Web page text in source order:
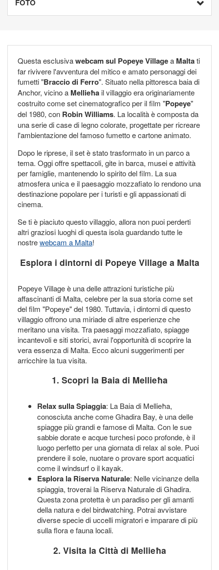
FOTO
Questa esclusivawebcam sul Popeye Villagea Maltati
far rivivere l'avventura del mitico e amato personaggi dei
fumetti "Braccio di Ferro". Situato nella pittoresca baia di
Anchor, vicino a Mellieħa il villaggio era originariamente
costruito come set cinematografico per il film "Popeye"
del 1980, con Robin Williams. La località è composta da
una serie di case di legno colorate, progettate per ricreare
l'ambientazione del famoso fumetto e cartone animato.
Dopo le riprese, il set è stato trasformato in un parco a
tema. Oggi offre spettacoli, gite in barca, musei e attività
per famiglie, mantenendo lo spirito del film. La sua
atmosfera unica e il paesaggio mozzafiato lo rendono una
destinazione popolare per i turisti e gli appassionati di
cinema.
Se ti è piaciuto questo villaggio, allora non puoi perderti
altri graziosi luoghi di questa isola guardando tutte le
nostrewebcam a Malta!
Esplora i dintorni di Popeye Village a Malta
Popeye Village è una delle attrazioni turistiche più
affascinanti di Malta, celebre per la sua storia come set
del film "Popeye" del 1980. Tuttavia, i dintorni di questo
villaggio offrono una miriade di altre esperienze che
meritano una visita. Tra paesaggi mozzafiato, spiagge
incantevoli e siti storici, avrai l'opportunità di scoprire la
vera essenza di Malta. Ecco alcuni suggerimenti per
arricchire la tua visita.
1. Scopri la Baia di Mellieħa
Relax sulla Spiaggia: La Baia di Mellieħa,
conosciuta anche come Ghadira Bay, è una delle
spiagge più grandi e famose di Malta. Con le sue
sabbie dorate e acque turchesi poco profonde, è il
luogo perfetto per una giornata di relax al sole. Puoi
prendere il sole, nuotare o provare sport acquatici
come il windsurf o il kayak.
Esplora la Riserva Naturale: Nelle vicinanze della
spiaggia, troverai la Riserva Naturale di Ghadira.
Questa zona protetta è un paradiso per gli amanti
della natura e del birdwatching. Potrai avvistare
diverse specie di uccelli migratori e imparare di più
sulla flora e fauna locali.
2. Visita la Città di Mellieħa